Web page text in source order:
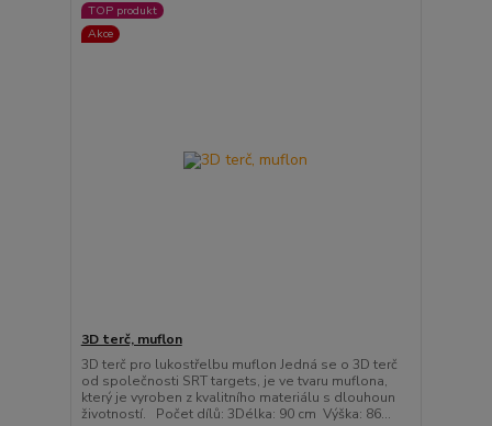
TOP produkt
Akce
3D terč, muflon
3D terč pro lukostřelbu muflon Jedná se o 3D terč
od společnosti SRT targets, je ve tvaru muflona,
který je vyroben z kvalitního materiálu s dlouhoun
životností. Počet dílů: 3Délka: 90 cm Výška: 86...